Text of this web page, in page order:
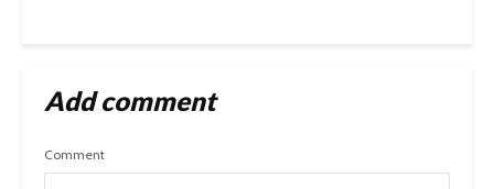
Add comment
Comment